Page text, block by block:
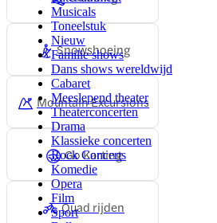
Musicals
Toneelstuk
Nieuw
Familie shows
Dans shows wereldwijd
Cabaret
Meeslepend theater
Theaterconcerten
Drama
Klassieke concerten
Rock Concerts
Komedie
Opera
Film
Sport
Snowshoeing
Mountain Excursions
Go Karting
Quad rijden